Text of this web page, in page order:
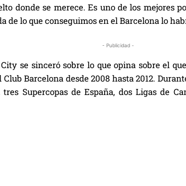
donde se merece. Es uno de los mejores
de lo que conseguimos en el Barcelona lo
- Publicidad -
se sinceró sobre lo que opina sobre el
Barcelona desde 2008 hasta 2012.
Supercopas de España, dos Ligas de